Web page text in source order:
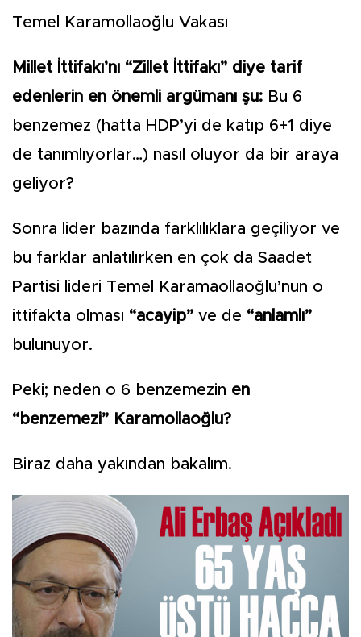
Temel Karamollaoğlu Vakası
Millet İttifakı’nı “Zillet İttifakı” diye tarif
edenlerin en önemli argümanı şu: Bu 6
benzemez (hatta HDP’yi de katıp 6+1 diye
de tanımlıyorlar…) nasıl oluyor da bir araya
geliyor?
Sonra lider bazında farklılıklara geçiliyor ve
bu farklar anlatılırken en çok da Saadet
Partisi lideri Temel Karamaollaoğlu’nun o
ittifakta olması “acayip” ve de “anlamlı”
bulunuyor.
Peki; neden o 6 benzemezin en
“benzemezi” Karamollaoğlu?
Biraz daha yakından bakalım.